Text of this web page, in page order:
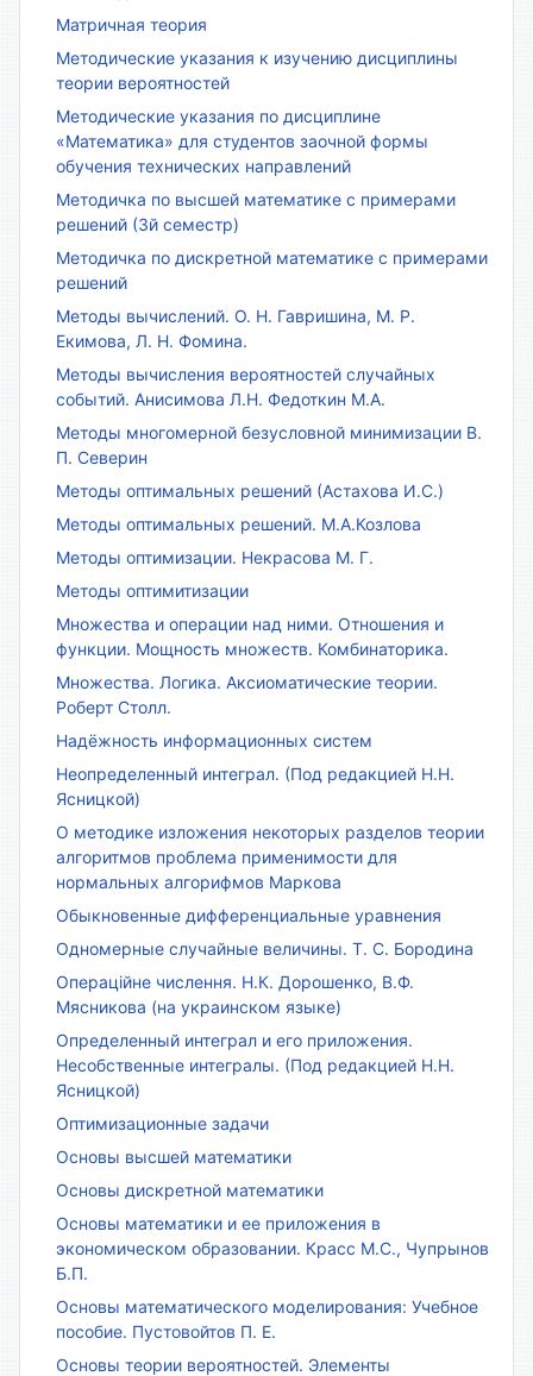
Матричная теория
Методические указания к изучению дисциплины
теории вероятностей
Методические указания по дисциплине
«Математика» для студентов заочной формы
обучения технических направлений
Методичка по высшей математике с примерами
решений (3й семестр)
Методичка по дискретной математике с примерами
решений
Методы вычислений. О. Н. Гавришина, М. Р.
Екимова, Л. Н. Фомина.
Методы вычисления вероятностей случайных
событий. Анисимова Л.Н. Федоткин М.А.
Методы многомерной безусловной минимизации В.
П. Северин
Методы оптимальных решений (Астахова И.С.)
Методы оптимальных решений. М.А.Козлова
Методы оптимизации. Некрасова М. Г.
Методы оптимитизации
Множества и операции над ними. Отношения и
функции. Мощность множеств. Комбинаторика.
Множества. Логика. Аксиоматические теории.
Роберт Столл.
Надёжность информационных систем
Неопределенный интеграл. (Под редакцией Н.Н.
Ясницкой)
О методике изложения некоторых разделов теории
алгоритмов проблема применимости для
нормальных алгорифмов Маркова
Обыкновенные дифференциальные уравнения
Одномерные случайные величины. Т. С. Бородина
Операційне числення. Н.К. Дорошенко, В.Ф.
Мясникова (на украинском языке)
Определенный интеграл и его приложения.
Несобственные интегралы. (Под редакцией Н.Н.
Ясницкой)
Оптимизационные задачи
Основы высшей математики
Основы дискретной математики
Основы математики и ее приложения в
экономическом образовании. Красс М.С., Чупрынов
Б.П.
Основы математического моделирования: Учебное
пособие. Пустовойтов П. Е.
Основы теории вероятностей. Элементы